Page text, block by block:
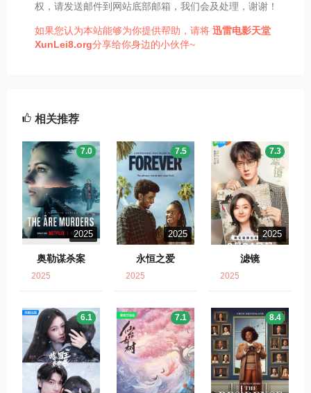
权，请发送邮件到网站底部邮箱，我们会及处理，谢谢！
如果您认为本站能够为你提供帮助，请将 迅雷电影天堂
XunLei8.org分享给你身边的小伙伴~
相关推荐
2025
奥勒谋杀案
7.0
2025
2025
永恒之爱
7.5
2025
2025
滤镜
7.3
2025
6.1 7.1 8.4